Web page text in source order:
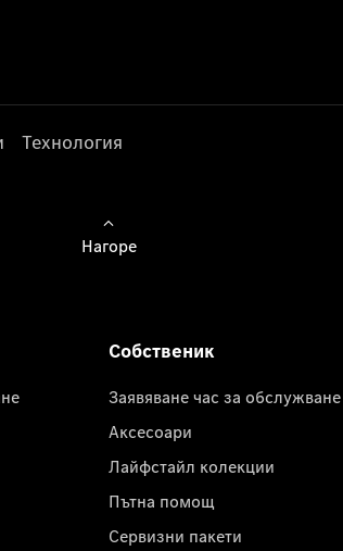
Технология
Нагоре
Собственик
Заявяване час за обслужване
Аксесоари
Лайфстайл колекции
Пътна помощ
Сервизни пакети